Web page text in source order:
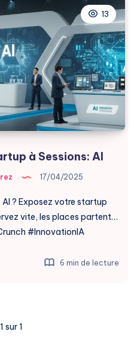
13
à Sessions: AI
17/04/2025
AI ? Exposez votre startup
vite, les places partent…
#InnovationIA
6 min de lecture
sur 1